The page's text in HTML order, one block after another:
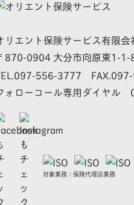
リエント保険サービス有限会
870-0904 大分市向原東1-1-
097-556-3777
ォローコール専用ダイヤル
対象業務：保険代理店業務